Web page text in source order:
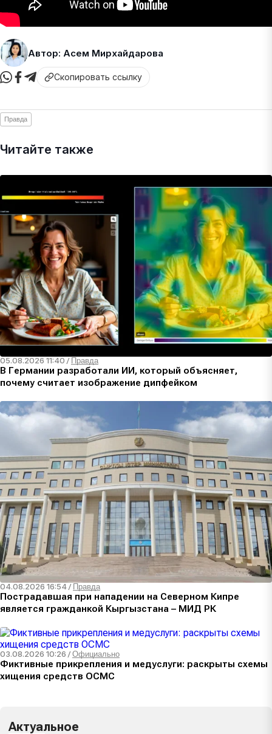
Автор: Асем Мирхайдарова
Скопировать ссылку
Правда
Читайте также
05.08.2026 11:40 / Правда
В Германии разработали ИИ, который объясняет,
почему считает изображение дипфейком
04.08.2026 16:54 / Правда
Пострадавшая при нападении на Северном Кипре
является гражданкой Кыргызстана – МИД РК
03.08.2026 10:26 /Официально
Фиктивные прикрепления и медуслуги: раскрыты схемы
хищения средств ОСМС
Актуальное